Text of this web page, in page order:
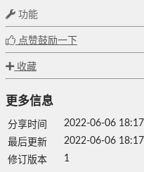
功能
点赞鼓励一下
收藏
更多信息
分享时间
2022-06-06 18:17
最后更新
2022-06-06 18:17
修订版本
1